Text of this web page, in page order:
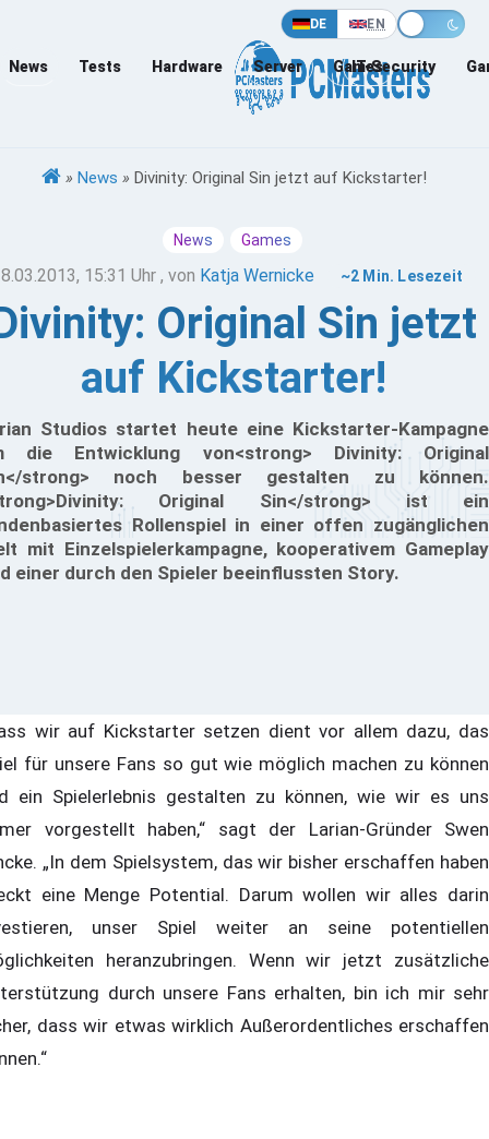
DE EN
News Tests Hardware Server Games
IT-Security
» News » Divinity: Original Sin jetzt auf Kickstarter!
News Games
15:31 Uhr , von Katja Wernicke ~2 Min. Lesezeit
Original Sin jetzt
auf Kickstarter!
Studios startet heute eine Kickstarter-Kampagne
die Entwicklung von<strong> Divinity: Original
strong> noch besser gestalten zu können.
Original Sin</strong> ist ein
Rollenspiel in einer offen zugänglichen
mit Einzelspielerkampagne, kooperativem Gameplay
einer durch den Spieler beeinflussten Story.
wir auf Kickstarter setzen dient vor allem dazu, das
für unsere Fans so gut wie möglich machen zu können
ein Spielerlebnis gestalten zu können, wie wir es uns
vorgestellt haben,“ sagt der Larian-Gründer Swen
„In dem Spielsystem, das wir bisher erschaffen haben
eine Menge Potential. Darum wollen wir alles darin
unser Spiel weiter an seine potentiellen
heranzubringen. Wenn wir jetzt zusätzliche
durch unsere Fans erhalten, bin ich mir sehr
dass wir etwas wirklich Außerordentliches erschaffen